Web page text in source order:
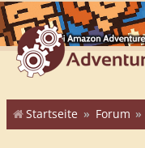
Startseite Forum